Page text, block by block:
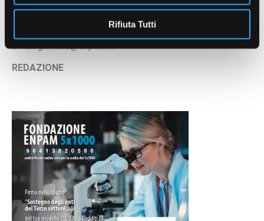
Rifiuta Tutti
Registrazione presso il Tribunale
email: giornale@enpam.it
REDAZIONE